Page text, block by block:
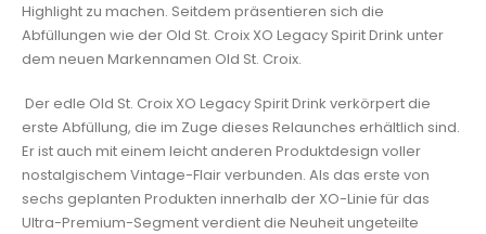
Highlight zu machen. Seitdem präsentieren sich die
Abfüllungen wie der Old St. Croix XO Legacy Spirit Drink unter
dem neuen Markennamen Old St. Croix.
Der edle Old St. Croix XO Legacy Spirit Drink verkörpert die
erste Abfüllung, die im Zuge dieses Relaunches erhältlich sind.
Er ist auch mit einem leicht anderen Produktdesign voller
nostalgischem Vintage-Flair verbunden. Als das erste von
sechs geplanten Produkten innerhalb der XO-Linie für das
Ultra-Premium-Segment verdient die Neuheit ungeteilte